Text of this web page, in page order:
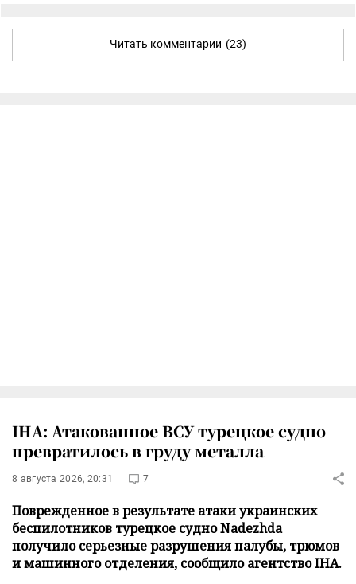
Читать комментарии (23)
IHA: Атакованное ВСУ турецкое судно
превратилось в груду металла
8 августа 2026, 20:31 7
Поврежденное в результате атаки украинских
беспилотников турецкое судно Nadezhda
получило серьезные разрушения палубы, трюмов
и машинного отделения, сообщило агентство IHA.